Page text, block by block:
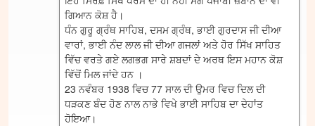
ਗਿਆਨ ਕੋਸ਼ ਹੈ।
ਧੰਨ ਗੁਰੂ ਗ੍ਰੰਥ ਸਾਹਿਬ, ਦਸਮ ਗ੍ਰੰਥ, ਭਾਈ ਗੁਰਦਾਸ ਜੀ ਦੀਆ
ਵਾਰਾਂ, ਭਾਈ ਨੰਦ ਲਾਲ ਜੀ ਦੀਆ ਗਜਲਾਂ ਅਤੇ ਹੋਰ ਸਿੱਖ ਸਾਹਿਤ
ਵਿੱਚ ਵਰਤੇ ਗਏ ਲਗਭਗ ਸਾਰੇ ਸ਼ਬਦਾਂ ਦੇ ਅਰਥ ਇਸ ਮਹਾਨ ਕੋਸ਼
ਵਿੱਚੋਂ ਮਿਲ ਜਾਂਦੇ ਹਨ ।
23 ਨਵੰਬਰ 1938 ਵਿਚ 77 ਸਾਲ ਦੀ ਉਮਰ ਵਿਚ ਦਿਲ ਦੀ
ਧੜਕਣ ਬੰਦ ਹੋਣ ਨਾਲ ਨਾਭੇ ਵਿਖੇ ਭਾਈ ਸਾਹਿਬ ਦਾ ਦੇਹਾਂਤ
ਹੋਇਆ।